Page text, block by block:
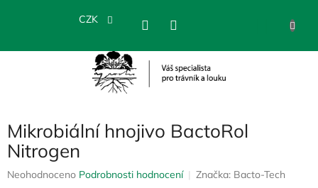
CZK
Mikrobiální hnojivo BactoRol
Nitrogen
Průměrné
Neohodnoceno Podrobnosti hodnocení Značka: Bacto-Tech